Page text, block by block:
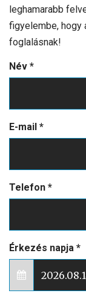
leghamarabb
figyelembe, hogy
foglalásnak!
Név *
E-mail *
Telefon *
Érkezés napja *